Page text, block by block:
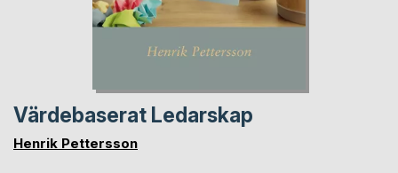
Värdebaserat Ledarskap
Henrik Pettersson